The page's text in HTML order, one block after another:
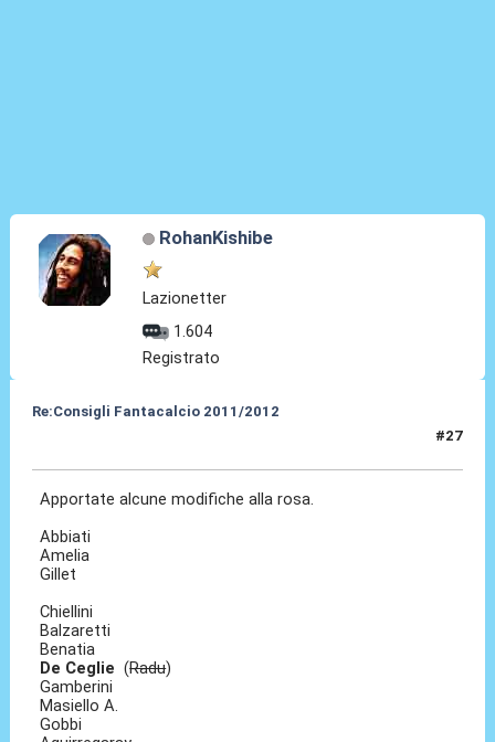
RohanKishibe
Lazionetter
1.604
Registrato
Re:Consigli Fantacalcio 2011/2012
#27
Apportate alcune modifiche alla rosa.
Abbiati
Amelia
Gillet
Chiellini
Balzaretti
Benatia
De Ceglie (Radu)
Gamberini
Masiello A.
Gobbi